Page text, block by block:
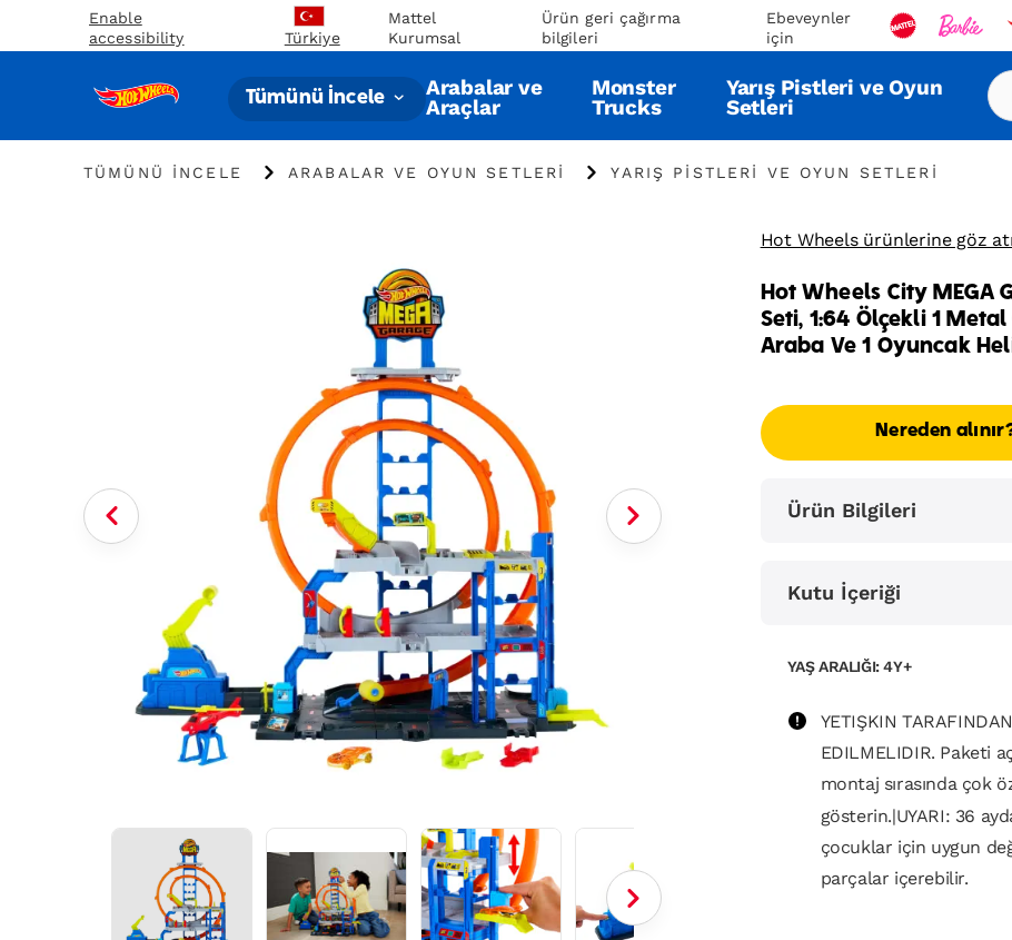
Enable
accessibility
Türkiye
Mattel
Kurumsal
Ürün geri çağırma
bilgileri
Ebeveynler
için
Tümünü İncele Arabalar ve
Araçlar
Monster
Trucks
Yarış Pistleri ve Oyun
Setleri
"Tümünü
TÜMÜNÜ İNCELE
"ARABALAR VE OYUN SETLERI
"
YARIŞ PISTLERI VE OYUN SETLERI
Hot Wheels ürünlerine göz
Hot Wheels City MEGA
Seti, 1:64 Ölçekli 1
Araba Ve 1 Oyuncak
Nereden
Ürün Bilgileri
Kutu İçeriği
YAŞ ARALIĞI: 4Y+
YETIŞKIN
EDILMELIDIR. Paketi
montaj sırasında çok
gösterin.|UYARI: 36
çocuklar için uygun
parçalar içerebilir.